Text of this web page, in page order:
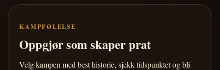
KAMPFØLELSE
Oppgjør som skaper prat
Velg kampen med best historie, sjekk tidspunktet og bli